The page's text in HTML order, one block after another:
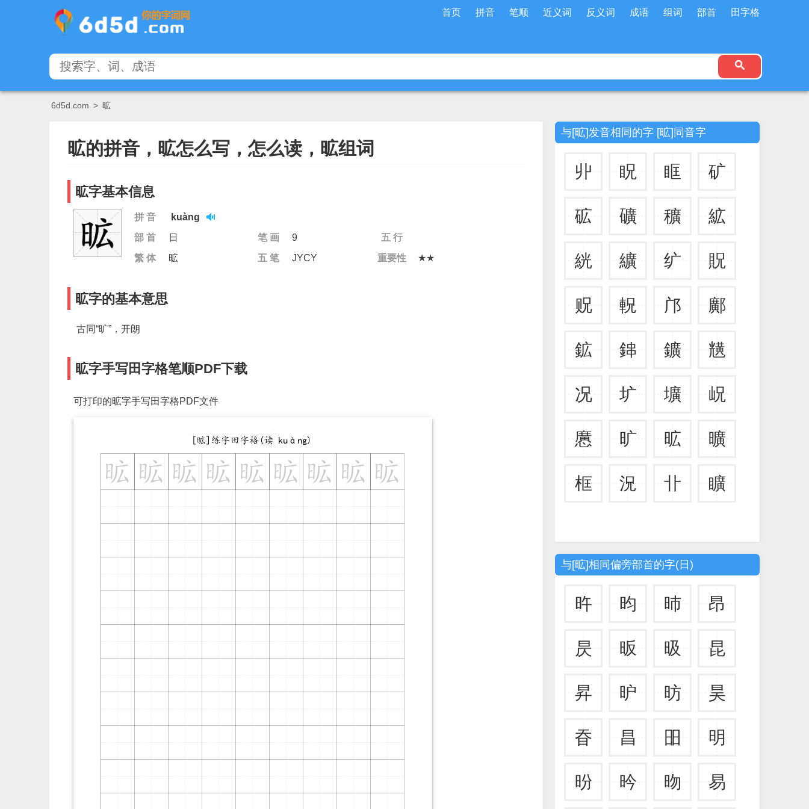
首页 拼音 笔顺 近义词 反义词 成语 组词 部首 田字格
6d5d.com > 昿
昿的拼音，昿怎么写，怎么读，昿组词
昿字基本信息
拼 音
kuàng
部 首
日 笔 画 9
五 行
繁 体
昿 五 笔 JYCY 重要性 ★★
昿字的基本意思
古同“旷”，开朗
昿字手写田字格笔顺PDF下载
可打印的昿字手写田字格PDF文件
与[昿]发音相同的字 [昿]同音字
丱 眖 眶 矿
砿 礦 穬 絋
絖 纊 纩 貺
贶 軦 邝 鄺
鉱 鋛 鑛 黋
况 圹 壙 岲
懬 旷 昿 曠
框 況 卝 矌
与[昿]相同偏旁部首的字(日)
旿 昀 昁 昂
昃 昄 昅 昆
昇 昈 昉 昊
昋 昌 昍 明
昐 昑 昒 易